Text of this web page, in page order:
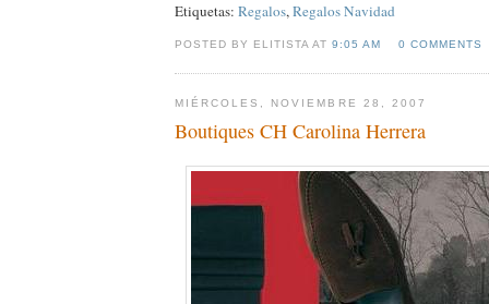
Etiquetas: Regalos,Regalos Navidad
POSTED BY ELITISTA AT9:05 AM 0 COMMENTS
MIÉRCOLES, NOVIEMBRE 28, 2007
Boutiques CH Carolina Herrera